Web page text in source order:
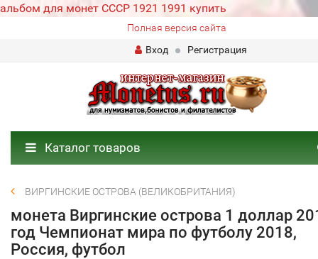
альбом для монет СССР 1921 1991 купить
Полная версия сайта
Вход
Регистрация
Каталог товаров
ВИРГИНСКИЕ ОСТРОВА (ВЕЛИКОБРИТАНИЯ)
монета Виргинские острова 1 доллар
год Чемпионат мира по футболу 2018,
Россия, футбол